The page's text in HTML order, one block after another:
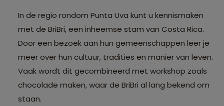
In de regio rondom Punta Uva kunt u kennismaken
met de BriBri, een inheemse stam van Costa Rica.
Door een bezoek aan hun gemeenschappen leer je
meer over hun cultuur, tradities en manier van leven.
Vaak wordt dit gecombineerd met workshop zoals
chocolade maken, waar de BriBri al lang bekend om
staan.